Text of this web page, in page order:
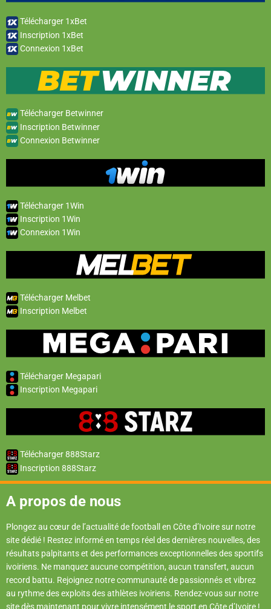
Télécharger 1xBet
Inscription 1xBet
Connexion 1xBet
Télécharger Betwinner
Inscription Betwinner
Connexion Betwinner
Télécharger 1Win
Inscription 1Win
Connexion 1Win
Télécharger Melbet
Inscription Melbet
Télécharger Megapari
Inscription Megapari
Télécharger 888Starz
Inscription 888Starz
A propos de nous
Plongez au cœur de l’actualité de football en Côte d’Ivoire sur notre
site dédié ! Restez informé en temps réel des dernières nouvelles, des
résultats palpitants et des performances exceptionnelles des sportifs
ivoiriens. Ne manquez aucune compétition, aucun transfert, aucun
record battu. Rejoignez notre communauté de passionnés et vibrez
au rythme des exploits des athlètes ivoiriens. Rendez-vous sur notre
site dès maintenant pour vivre intensément le sport en Côte d’Ivoire !